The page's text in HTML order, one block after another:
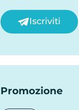
Iscriviti
Promozione